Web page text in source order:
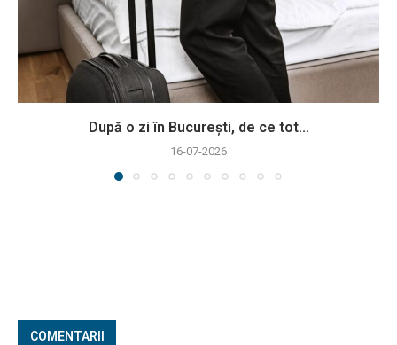
După o zi în București, de ce tot...
16-07-2026
COMENTARII